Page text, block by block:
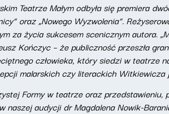
Teatrze Małym odbyła się premiera
oraz „Nowego Wyzwolenia”.
za życia sukcesem scenicznym autora.
Kończyc – że publiczność przeszła
człowieka, który siedzi w teatrze
malarskich czy literackich Witkiewicza
Formy w teatrze oraz
naszej audycji dr Magdalena Nowik-